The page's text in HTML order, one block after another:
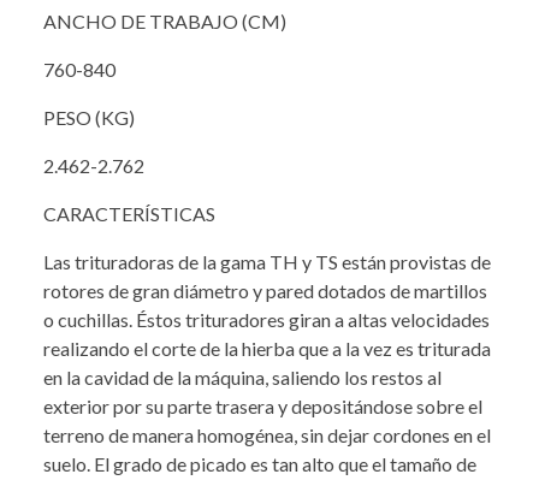
ANCHO DE TRABAJO (CM)
760-840
PESO (KG)
2.462-2.762
CARACTERÍSTICAS
Las trituradoras de la gama TH y TS están provistas de
rotores de gran diámetro y pared dotados de martillos
o cuchillas. Éstos trituradores giran a altas velocidades
realizando el corte de la hierba que a la vez es triturada
en la cavidad de la máquina, saliendo los restos al
exterior por su parte trasera y depositándose sobre el
terreno de manera homogénea, sin dejar cordones en el
suelo. El grado de picado es tan alto que el tamaño de